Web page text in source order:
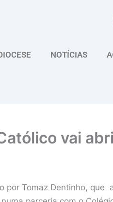
NOTÍCIAS
vai
por Tomaz Dentinho, que